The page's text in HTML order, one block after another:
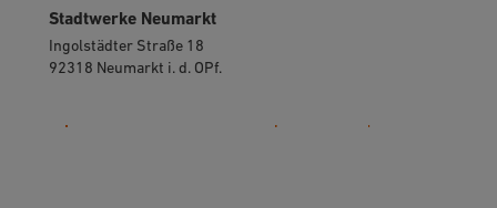
Stadtwerke Neumarkt
Ingolstädter Straße 18
92318 Neumarkt i. d. OPf.